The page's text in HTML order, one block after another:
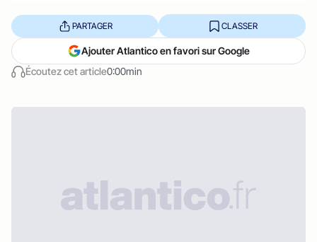
Écoutez cet article0:00min
PARTAGER CLASSER
Ajouter Atlantico en favori sur Google